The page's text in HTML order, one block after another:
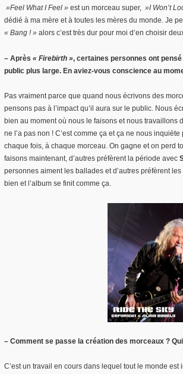
»Feel What I Feel » est un morceau super, »I Won’t
dédié à ma mère et à toutes les mères du monde. Je
« Bang ! » alors c’est très dur pour moi d’en choisir
– Après « Firebirth », certaines personnes ont
public plus large. En aviez-vous conscience au
Pas vraiment parce que quand nous écrivons des
pensons pas à l’impact qu’il aura sur le public. Nous
bien au moment où nous le faisons et nous travaillons
ne l’a pas non ! C’est comme ça et ça ne nous
chaque fois, à chaque morceau. On gagne et on perd
faisons maintenant, d’autres préfèrent la période avec
personnes aiment les ballades et d’autres préfèrent
bien et l’album se finit comme ça.
– Comment se passe la création des morceaux ?
C’est un travail en cours dans lequel tout le monde